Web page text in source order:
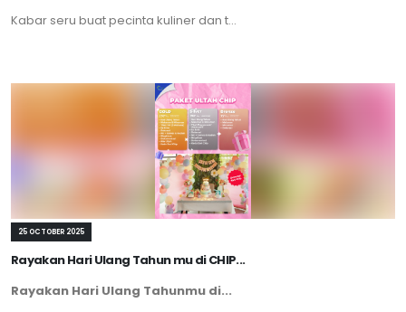
Kabar seru buat pecinta kuliner dan t...
25 OCTOBER 2025
Rayakan Hari Ulang Tahun mu di CHIP...
Rayakan Hari Ulang Tahunmu di...